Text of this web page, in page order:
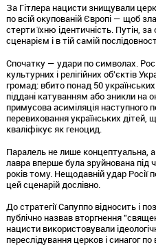
За Гітлера нацисти знищували
по всій окупованій Європі — щоб
стерти їхню ідентичність. Путін,
сценарієм і в тій самій
Спочатку — удари по символах.
культурних і релігійних об'єктів
громад: вбито понад 50
піддані катуванням або зникли на
примусова асиміляція наступного
перевиховання українських
кваліфікує як геноцид.
Паралель не лише концептуальна,
лавра вперше була зруйнована під
років тому. Нещодавній удар
цей сценарій дослівно.
До стратегії Сапуппо відносить і
публічно назвав вторгнення
нацисти використовували
переслідування церков і синагог по